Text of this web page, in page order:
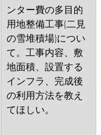
ンター費の多目的
用地整備工事(二見
の雪堆積場)につい
て。工事内容、敷
地面積、設置する
インフラ、完成後
の利用方法を教え
てほしい。